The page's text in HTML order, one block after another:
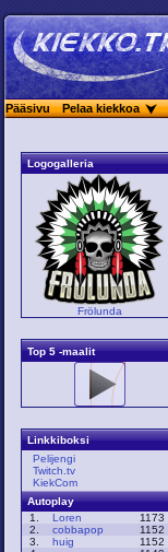
Pääsivu Pelaa kiekkoa
Logogalleria
Frölunda
Top 5 -maalit
Linkkiboksi
Pelijengi
Twitch.tv
KiekCom
Autoplay
1.
Loren
1173
2.
cobbapop
1152
3.
huig
1152